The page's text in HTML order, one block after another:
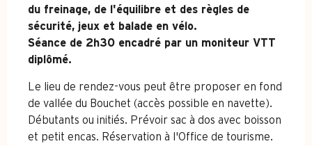
du freinage, de l'équilibre et des règles de
sécurité, jeux et balade en vélo.
Séance de 2h30 encadré par un moniteur VTT
diplômé.
Le lieu de rendez-vous peut être proposer en fond
de vallée du Bouchet (accès possible en navette).
Débutants ou initiés. Prévoir sac à dos avec boisson
et petit encas. Réservation à l'Office de tourisme.